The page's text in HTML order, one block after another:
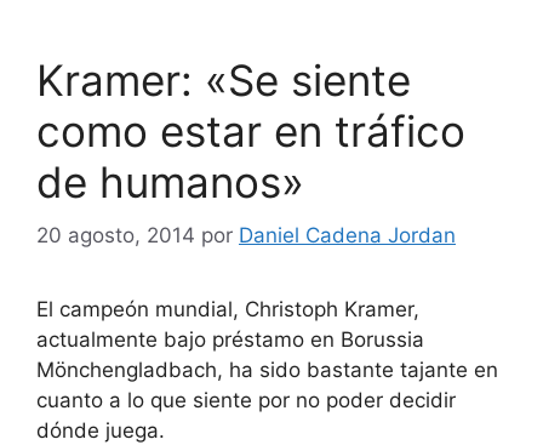
Kramer: «Se siente
como estar en tráfico
de humanos»
20 agosto, 2014 por Daniel Cadena Jordan
El campeón mundial, Christoph Kramer,
actualmente bajo préstamo en Borussia
Mönchengladbach, ha sido bastante tajante en
cuanto a lo que siente por no poder decidir
dónde juega.